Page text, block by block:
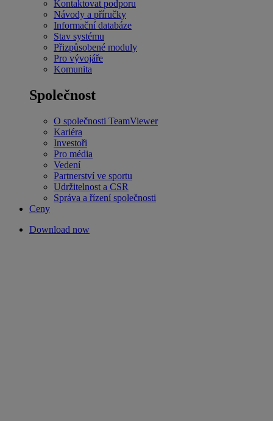
Kontaktovat podporu
Návody a příručky
Informační databáze
Stav systému
Přizpůsobené moduly
Pro vývojáře
Komunita
Společnost
O společnosti TeamViewer
Kariéra
Investoři
Pro média
Vedení
Partnerství ve sportu
Udržitelnost a CSR
Správa a řízení společnosti
Ceny
Download now